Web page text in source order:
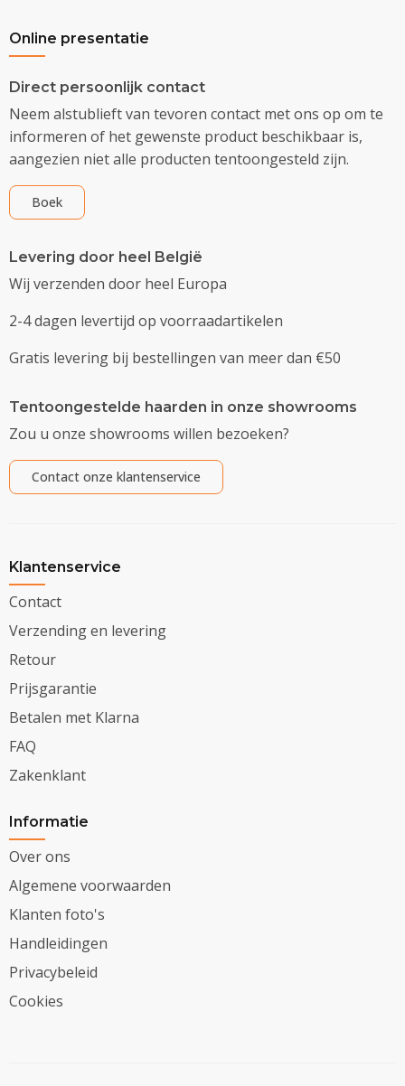
Online presentatie
Direct persoonlijk contact
Neem alstublieft van tevoren contact met ons op om te
informeren of het gewenste product beschikbaar is,
aangezien niet alle producten tentoongesteld zijn.
Boek
Levering door heel België
Wij verzenden door heel Europa
2-4 dagen levertijd op voorraadartikelen
Gratis levering bij bestellingen van meer dan €50
Tentoongestelde haarden in onze showrooms
Zou u onze showrooms willen bezoeken?
Contact onze klantenservice
Klantenservice
Contact
Verzending en levering
Retour
Prijsgarantie
Betalen met Klarna
FAQ
Zakenklant
Informatie
Over ons
Algemene voorwaarden
Klanten foto's
Handleidingen
Privacybeleid
Cookies